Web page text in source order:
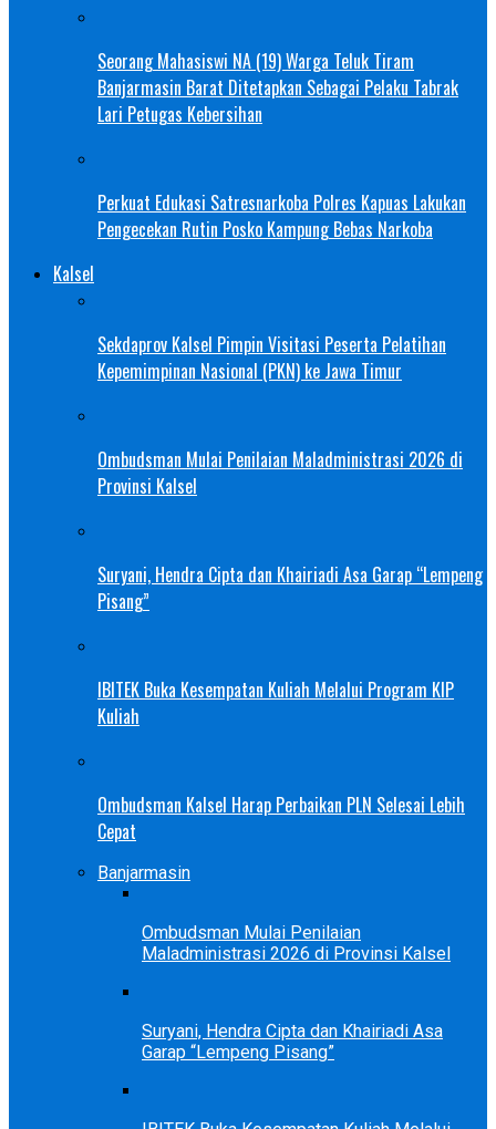
Seorang Mahasiswi NA (19) Warga Teluk Tiram
Banjarmasin Barat Ditetapkan Sebagai Pelaku Tabrak
Lari Petugas Kebersihan
Perkuat Edukasi Satresnarkoba Polres Kapuas Lakukan
Pengecekan Rutin Posko Kampung Bebas Narkoba
Kalsel
Sekdaprov Kalsel Pimpin Visitasi Peserta Pelatihan
Kepemimpinan Nasional (PKN) ke Jawa Timur
Ombudsman Mulai Penilaian Maladministrasi 2026 di
Provinsi Kalsel
Suryani, Hendra Cipta dan Khairiadi Asa Garap “Lempeng
Pisang”
IBITEK Buka Kesempatan Kuliah Melalui Program KIP
Kuliah
Ombudsman Kalsel Harap Perbaikan PLN Selesai Lebih
Cepat
Banjarmasin
Ombudsman Mulai Penilaian
Maladministrasi 2026 di Provinsi Kalsel
Suryani, Hendra Cipta dan Khairiadi Asa
Garap “Lempeng Pisang”